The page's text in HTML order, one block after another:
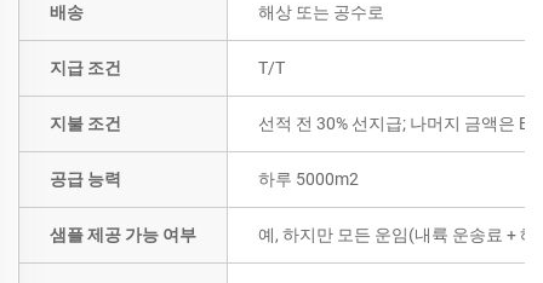
배송 해상 또는 공수로
지급 조건 T/T
지불 조건 선적 전 30% 선지급; 나머지 금액은
공급 능력 하루 5000m2
샘플 제공 가능 여부 예, 하지만 모든 운임(내륙 운송료 +